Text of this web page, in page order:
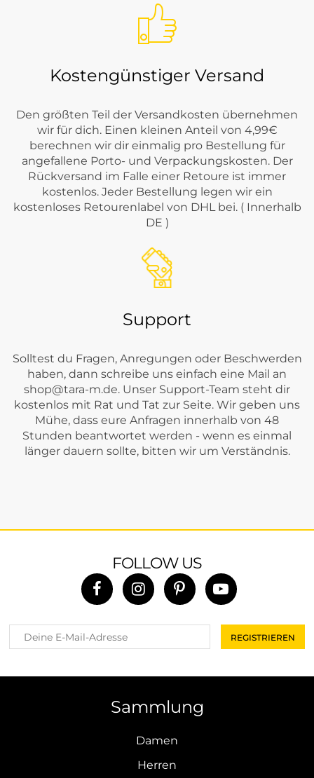
Kostengünstiger Versand
Den größten Teil der Versandkosten übernehmen
wir für dich. Einen kleinen Anteil von 4,99€
berechnen wir dir einmalig pro Bestellung für
angefallene Porto- und Verpackungskosten. Der
Rückversand im Falle einer Retoure ist immer
kostenlos. Jeder Bestellung legen wir ein
kostenloses Retourenlabel von DHL bei. ( Innerhalb
DE )
Support
Solltest du Fragen, Anregungen oder Beschwerden
haben, dann schreibe uns einfach eine Mail an
shop@tara-m.de. Unser Support-Team steht dir
kostenlos mit Rat und Tat zur Seite. Wir geben uns
Mühe, dass eure Anfragen innerhalb von 48
Stunden beantwortet werden - wenn es einmal
länger dauern sollte, bitten wir um Verständnis.
FOLLOW US
Sammlung
Damen
Herren